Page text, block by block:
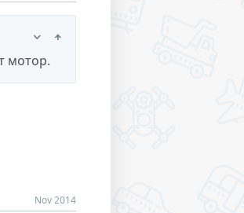
мотор.
Nov 2014